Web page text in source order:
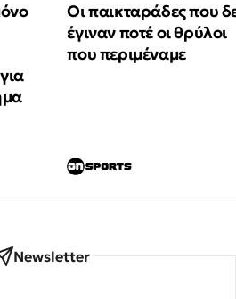
Οι παικταράδες που
έγιναν ποτέ οι θρύλοι
που περιμέναμε
Newsletter